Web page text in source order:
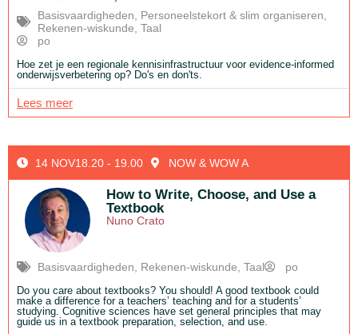
Basisvaardigheden
Personeelstekort & slim organiseren
Rekenen-wiskunde Taal
po
Hoe zet je een regionale kennisinfrastructuur voor evidence-informed
onderwijsverbetering op? Do's en don'ts.
Lees meer
14 NOV18.20 - 19.00 NOW & WOW A
How to Write, Choose, and Use a
Textbook
Nuno Crato
Basisvaardigheden Rekenen-wiskunde Taal po
Do you care about textbooks? You should! A good textbook could
make a difference for a teachers’ teaching and for a students’
studying. Cognitive sciences have set general principles that may
guide us in a textbook preparation, selection, and use.